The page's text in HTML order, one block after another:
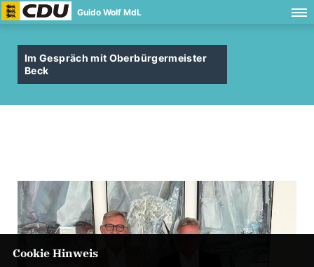
Guido Wolf MdL
Im Gespräch mit Oberbürgermeister
Beck
Cookie Hinweis